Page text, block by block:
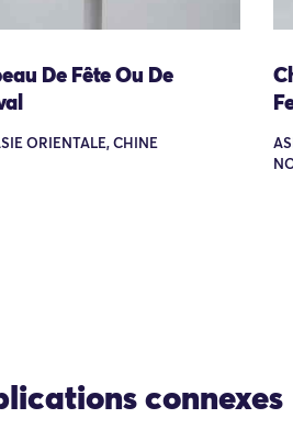
De Fête Ou De
ORIENTALE, CHINE
connexes